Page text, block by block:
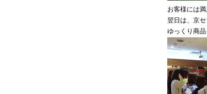
お客様には
翌日は、京
ゆっくり商